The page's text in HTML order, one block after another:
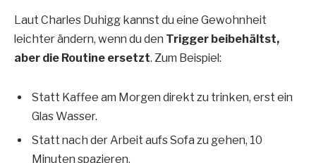
Laut Charles Duhigg kannst du eine Gewohnheit
leichter ändern, wenn du den Trigger beibehältst,
aber die Routine ersetzt. Zum Beispiel:
Statt Kaffee am Morgen direkt zu trinken, erst ein
Glas Wasser.
Statt nach der Arbeit aufs Sofa zu gehen, 10
Minuten spazieren.